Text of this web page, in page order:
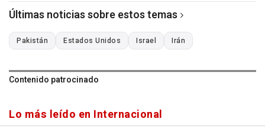
Últimas noticias sobre estos temas
Pakistán Estados Unidos Israel Irán
Contenido patrocinado
Lo más leído en Internacional